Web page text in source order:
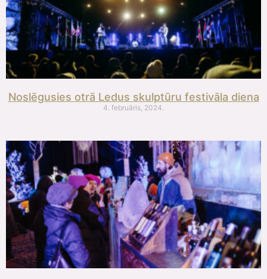
Noslēgusies otrā Ledus skulptūru festivāla diena
4. februāris, 2024.